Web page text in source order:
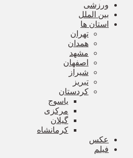
ورزشی
بین الملل
استان ها
تهران
همدان
مشهد
اصفهان
شیراز
تبریز
کردستان
یاسوج
مرکزی
گیلان
کرمانشاه
عکس
فیلم